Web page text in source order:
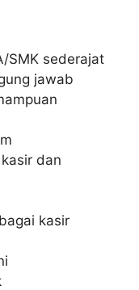
SMK sederajat
jawab
dan
kasir